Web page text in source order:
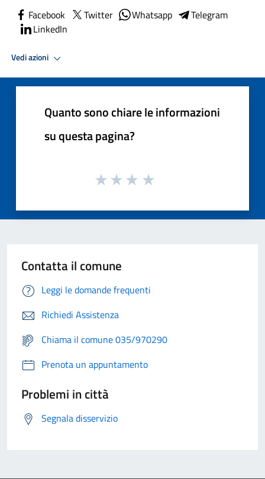
Facebook Twitter Whatsapp
Telegram
LinkedIn
Vedi azioni
Quanto sono chiare le informazioni
su questa pagina?
Contatta il comune
Leggi le domande frequenti
Richiedi Assistenza
Chiama il comune 035/970290
Prenota un appuntamento
Problemi in città
Segnala disservizio